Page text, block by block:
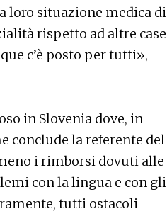
loro situazione medica di
rispetto ad altre case
c’è posto per tutti»,
in Slovenia dove, in
conclude la referente del
i rimborsi dovuti alle
con la lingua e con gli
tutti ostacoli